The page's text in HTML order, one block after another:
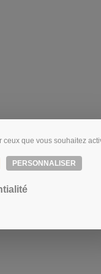
ceux que vous souhaitez
PERSONNALISER